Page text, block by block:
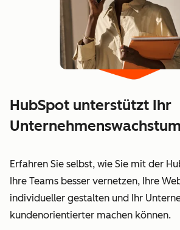
HubSpot unterstützt Ihr
Unternehmenswachstum
Erfahren Sie selbst, wie Sie mit der
Ihre Teams besser vernetzen, Ihre
individueller gestalten und Ihr
kundenorientierter machen können.